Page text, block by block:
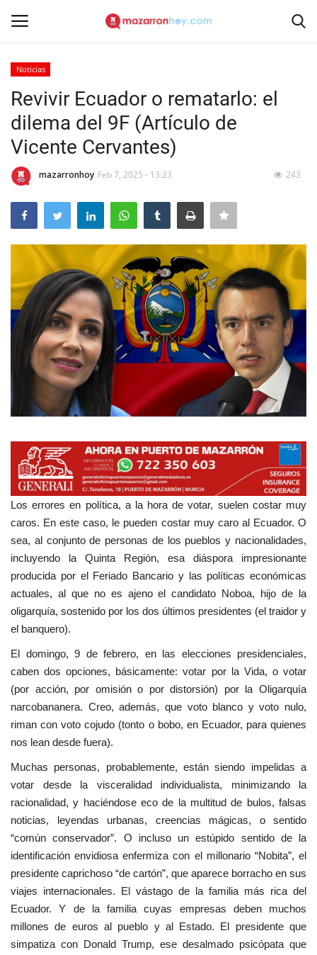
Inicio
Noticias
Entrevistas
Reportajes
Empresas
Mapa de Mazarrón
Vídeos
Galerías
Contacto
Empresas
Noticias
Revivir Ecuador o rematarlo: el
dilema del 9F (Artículo de
Vicente Cervantes)
mazarronhoy Feb 7, 2025 - 13:23 243
Los errores en política, a la hora de votar, suelen costar muy
caros. En este caso, le pueden costar muy caro al Ecuador. O
sea, al conjunto de personas de los pueblos y nacionalidades,
incluyendo la Quinta Región, esa diáspora impresionante
producida por el Feriado Bancario y las políticas económicas
actuales, al que no es ajeno el candidato Noboa, hijo de la
oligarquía, sostenido por los dos últimos presidentes (el traidor y
el banquero).
El domingo, 9 de febrero, en las elecciones presidenciales,
caben dos opciones, básicamente: votar por la Vida, o votar
(por acción, por omisión o por distorsión) por la Oligarquía
narcobananera. Creo, además, que voto blanco y voto nulo,
riman con voto cojudo (tonto o bobo, en Ecuador, para quienes
nos lean desde fuera).
Muchas personas, probablemente, están siendo impelidas a
votar desde la visceralidad individualista, minimizando la
racionalidad, y haciéndose eco de la multitud de bulos, falsas
noticias, leyendas urbanas, creencias mágicas, o sentido
“común conservador”. O incluso un estúpido sentido de la
identificación envidiosa enfermiza con el millonario “Nobita”, el
presidente caprichoso “de cartón”, que aparece borracho en sus
viajes internacionales. El vástago de la familia más rica del
Ecuador. Y de la familia cuyas empresas deben muchos
millones de euros al pueblo y al Estado. El presidente que
simpatiza con Donald Trump, ese desalmado psicópata que